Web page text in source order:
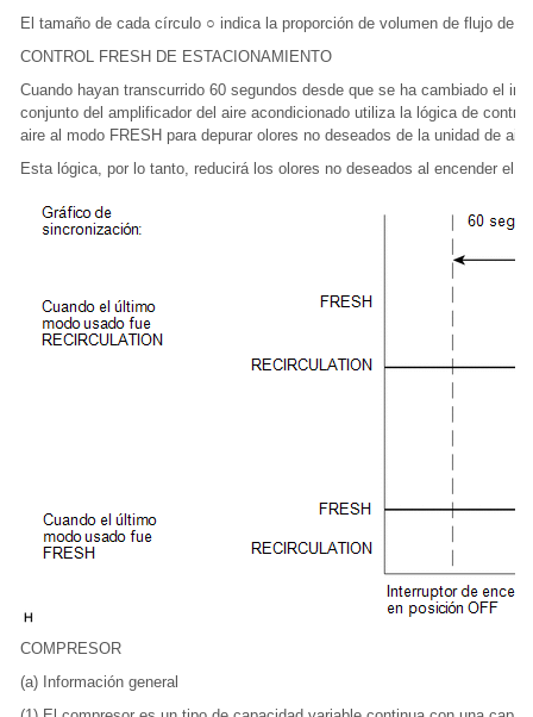
El tamaño de cada círculo ○ indica la proporción de volumen de flujo de
CONTROL FRESH DE ESTACIONAMIENTO
Cuando hayan transcurrido 60 segundos desde que se ha cambiado el
conjunto del amplificador del aire acondicionado utiliza la lógica de
aire al modo FRESH para depurar olores no deseados de la unidad de
Esta lógica, por lo tanto, reducirá los olores no deseados al encender el
COMPRESOR
(a) Información general